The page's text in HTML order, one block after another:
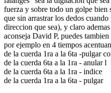
fuerza y sobre todo un golpe
que sin arrastrar los dedos
direccion que sea), y claro
aconseja David P, puedes
por ejemplo en 4 tiempos
de la cuerda 1ra a la 6ta -pulgar
de la cuerda 6ta a la 1ra - anular l
de la cuerda 6ta a la 1ra - indice
de la cuerda 1ra a la 6ta - pulgar